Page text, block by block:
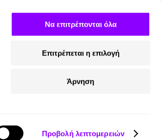
Προβολή λεπτομερειών
Να επιτρέπονται όλα
Επιτρέπεται η επιλογή
Άρνηση